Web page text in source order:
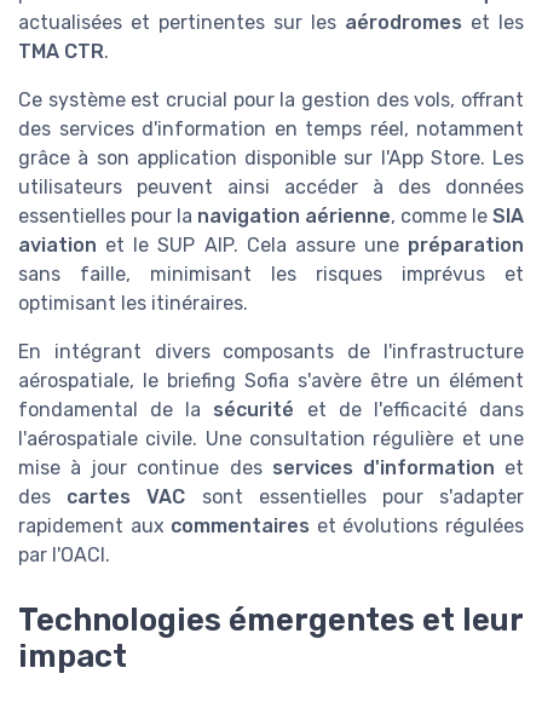
actualisées et pertinentes sur les aérodromes et les
TMA CTR.
Ce système est crucial pour la gestion des vols, offrant
des services d'information en temps réel, notamment
grâce à son application disponible sur l'App Store. Les
utilisateurs peuvent ainsi accéder à des données
essentielles pour la navigation aérienne, comme le SIA
aviation et le SUP AIP. Cela assure une préparation
sans faille, minimisant les risques imprévus et
optimisant les itinéraires.
En intégrant divers composants de l'infrastructure
aérospatiale, le briefing Sofia s'avère être un élément
fondamental de la sécurité et de l'efficacité dans
l'aérospatiale civile. Une consultation régulière et une
mise à jour continue des services d'information et
des cartes VAC sont essentielles pour s'adapter
rapidement aux commentaires et évolutions régulées
par l'OACI.
Technologies émergentes et leur
impact